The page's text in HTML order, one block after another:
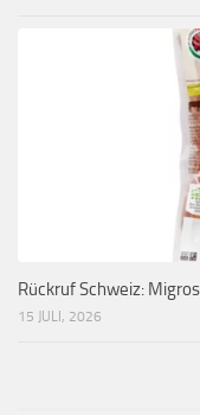
Rückruf Schweiz:
15 JULI, 2026